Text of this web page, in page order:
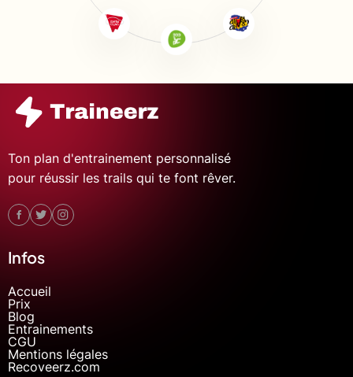
Ton plan d'entrainement personnalisé
pour réussir les trails qui te font rêver.
Infos
Accueil
Prix
Blog
Entrainements
CGU
Mentions légales
Recoveerz.com